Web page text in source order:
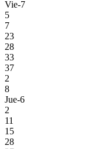
Vie-7
5
7
23
28
33
37
2
8
Jue-6
2
11
15
28